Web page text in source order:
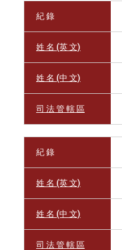
紀 錄
姓 名 (英 文)
姓 名 (中 文)
司 法 管 轄 區
紀 錄
姓 名 (英 文)
姓 名 (中 文)
司 法 管 轄 區